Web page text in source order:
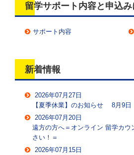
留学サポート内容と申込
サポート内容
新着情報
2026年07月27日
【夏季休業】のお知らせ 8月9日
2026年07月20日
遠方の方へ＝オンライン 留学カウ
さい！＝
2026年07月15日